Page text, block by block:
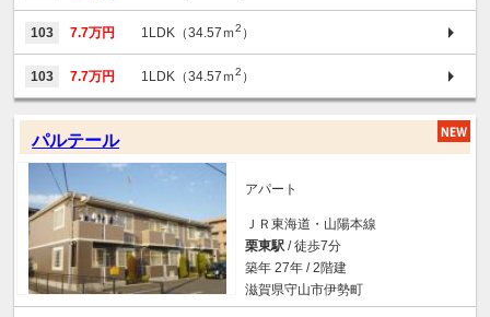
103 7.7万円 1LDK（34.57ｍ2 ）
103 7.7万円 1LDK（34.57ｍ2 ）
パルテール
アパート
ＪＲ東海道・山陽本線
栗東駅 / 徒歩7分
築年 27年 / 2階建
滋賀県守山市伊勢町